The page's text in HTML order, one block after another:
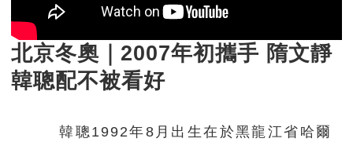
北京冬奧｜2007年初攜手 隋文靜
韓聰配不被看好
韓聰1992年8月出生在於黑龍江省哈爾